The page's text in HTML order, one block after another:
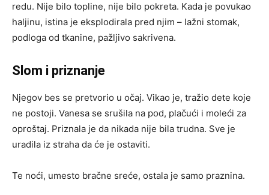
redu. Nije bilo topline, nije bilo pokreta. Kada je povukao
haljinu, istina je eksplodirala pred njim – lažni stomak,
podloga od tkanine, pažljivo sakrivena.
Slom i priznanje
Njegov bes se pretvorio u očaj. Vikao je, tražio dete koje
ne postoji. Vanesa se srušila na pod, plačući i moleći za
oproštaj. Priznala je da nikada nije bila trudna. Sve je
uradila iz straha da će je ostaviti.
Te noći, umesto bračne sreće, ostala je samo praznina.